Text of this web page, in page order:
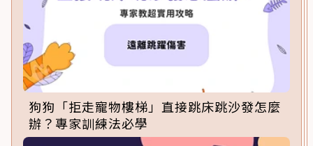
狗狗「拒走寵物樓梯」直接跳床跳沙發怎麼
辦？專家訓練法必學